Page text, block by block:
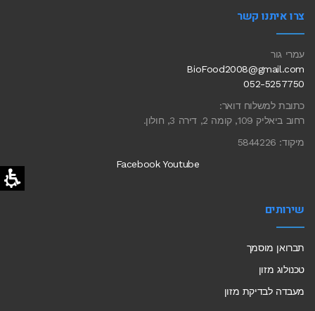
צרו איתנו קשר
עמרי גור
BioFood2008@gmail.com
052-5257750
כתובת למשלוח דואר:
רחוב ביאליק 109, קומה 2, דירה 3, חולון.
מיקוד: 5844226
Facebook Youtube
שירותים
תברואן מוסמך
טכנולוג מזון
מעבדה לבדיקת מזון